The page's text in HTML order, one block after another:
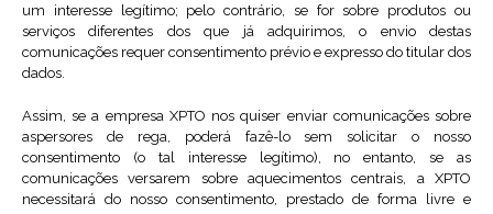
um interesse legítimo; pelo contrário, se for sobre produtos ou
serviços diferentes dos que já adquirimos, o envio destas
comunicações requer consentimento prévio e expresso do titular dos
dados.
Assim, se a empresa XPTO nos quiser enviar comunicações sobre
aspersores de rega, poderá fazê-lo sem solicitar o nosso
consentimento (o tal interesse legítimo), no entanto, se as
comunicações versarem sobre aquecimentos centrais, a XPTO
necessitará do nosso consentimento, prestado de forma livre e